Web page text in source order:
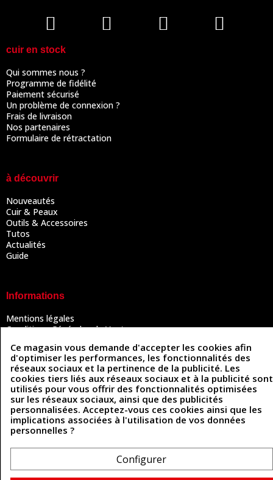
cuir en stock
Qui sommes nous ?
Programme de fidélité
Paiement sécurisé
Un problème de connexion ?
Frais de livraison
Nos partenaires
Formulaire de rétractation
à découvrir
Nouveautés
Cuir & Peaux
Outils & Accessoires
Tutos
Actualités
Guide
Informations
Mentions légales
Conditions Générales de Vente
Politique des cookies
Contactez-nous
Coordonnées
493 Chemin de Catougnac
81300 Graulhet
contact@cuirenstock.com
Ce magasin vous demande d'accepter les cookies afin
d'optimiser les performances, les fonctionnalités des
réseaux sociaux et la pertinence de la publicité. Les
cookies tiers liés aux réseaux sociaux et à la publicité sont
utilisés pour vous offrir des fonctionnalités optimisées
sur les réseaux sociaux, ainsi que des publicités
personnalisées. Acceptez-vous ces cookies ainsi que les
implications associées à l'utilisation de vos données
personnelles ?
Configurer